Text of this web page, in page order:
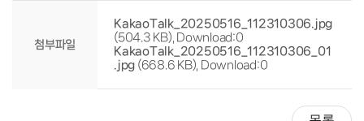
첨부파일
KakaoTalk_20250516_112310306.jpg
(504.3 KB), Download:0
KakaoTalk_20250516_112310306_01
.jpg (668.6 KB), Download:0